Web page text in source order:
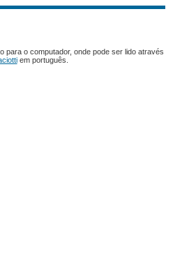
para o computador, onde pode ser lido através
em português.